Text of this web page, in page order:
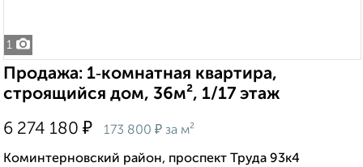
1
Продажа: 1‑комнатная квартира,
строящийся дом, 36м², 1/17 этаж
6 274 180 ₽ 173 800 ₽ за м²
Коминтерновский район, проспект Труда 93к4